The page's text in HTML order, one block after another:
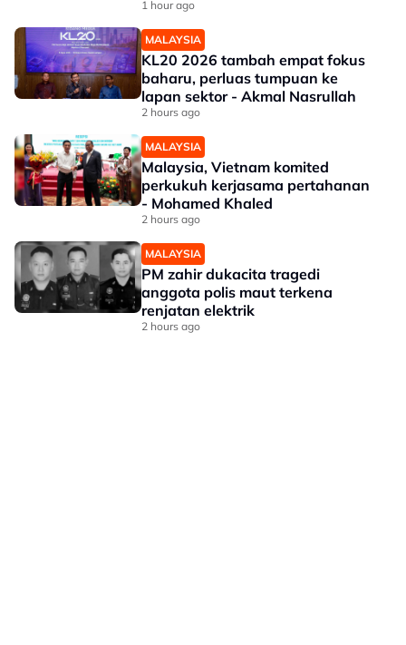
1 hour ago
MALAYSIA
KL20 2026 tambah empat fokus
baharu, perluas tumpuan ke
lapan sektor - Akmal Nasrullah
2 hours ago
MALAYSIA
Malaysia, Vietnam komited
perkukuh kerjasama pertahanan
- Mohamed Khaled
2 hours ago
MALAYSIA
PM zahir dukacita tragedi
anggota polis maut terkena
renjatan elektrik
2 hours ago